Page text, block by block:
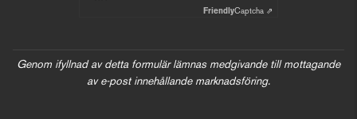
FriendlyCaptcha ⇗
Genom ifyllnad av detta formulär lämnas medgivande till mottagande
av e-post innehållande marknadsföring.